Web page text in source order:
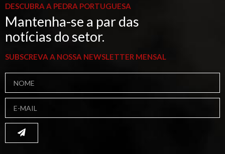
DESCUBRA A PEDRA PORTUGUESA
Mantenha-se a par das
notícias do setor.
SUBSCREVA A NOSSA NEWSLETTER MENSAL